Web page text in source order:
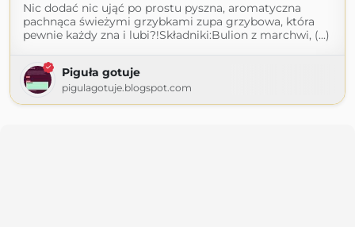
Nic dodać nic ująć po prostu pyszna, aromatyczna
pachnąca świeżymi grzybkami zupa grzybowa, która
pewnie każdy zna i lubi?!Składniki:Bulion z marchwi, (...)
Piguła gotuje
pigulagotuje.blogspot.com